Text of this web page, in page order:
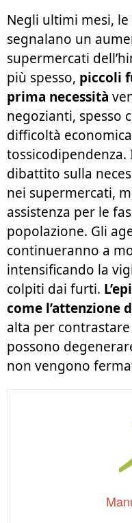
Negli ultimi mesi, le
segnalano un
supermercati
più spesso, piccoli
prima necessità
negozianti, spesso
difficoltà
tossicodipendenza.
dibattito sulla
nei supermercati,
assistenza per le
popolazione. Gli
continueranno a
intensificando la
colpiti dai furti.
come l’attenzione
alta per
possono
non vengono